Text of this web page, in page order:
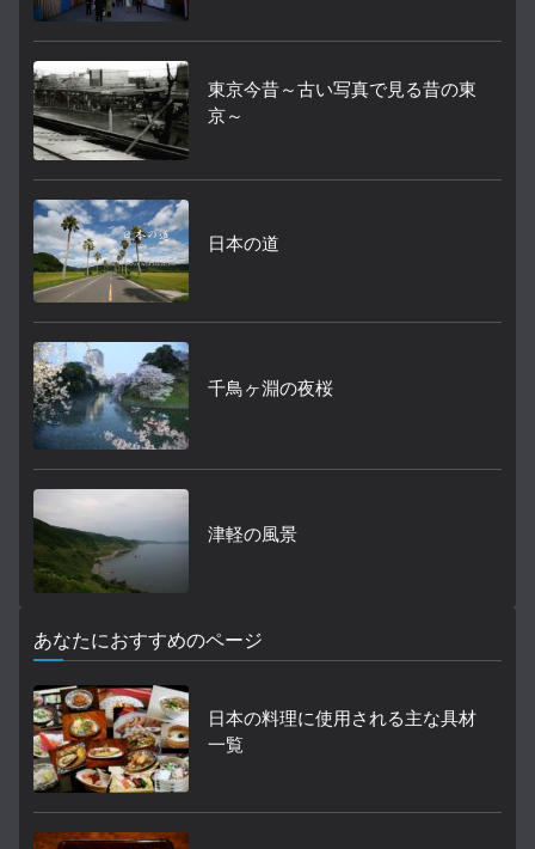
東京今昔～古い写真で見る昔の東
京～
日本の道
千鳥ヶ淵の夜桜
津軽の風景
あなたにおすすめのページ
日本の料理に使用される主な具材
一覧